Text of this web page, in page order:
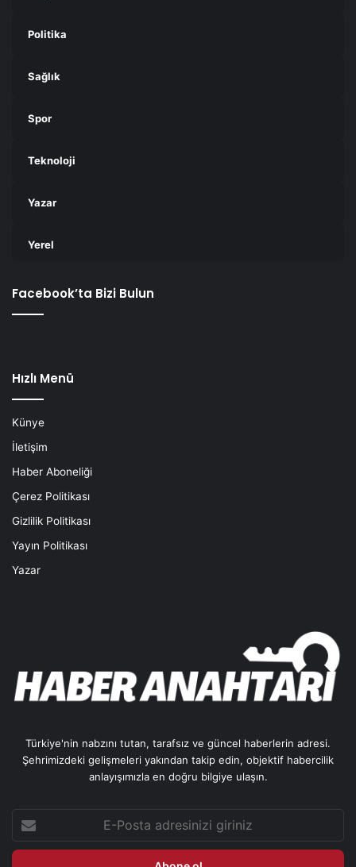
Politika
Sağlık
Spor
Teknoloji
Yazar
Yerel
Facebook’ta Bizi Bulun
Hızlı Menü
Künye
İletişim
Haber Aboneliği
Çerez Politikası
Gizlilik Politikası
Yayın Politikası
Yazar
Türkiye'nin nabzını tutan, tarafsız ve güncel haberlerin adresi.
Şehrimizdeki gelişmeleri yakından takip edin, objektif habercilik
anlayışımızla en doğru bilgiye ulaşın.
Posta
adresinizi